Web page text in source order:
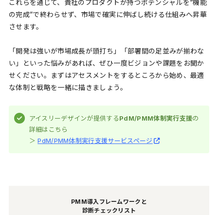
これらを通じて、貴社のプロダクトが持つポテンシャルを“機能
の完成”で終わらせず、市場で確実に伸ばし続ける仕組みへ昇華
させます。
「開発は強いが市場成長が頭打ち」「部署間の足並みが揃わな
い」といった悩みがあれば、ぜひ一度ビジョンや課題をお聞か
せください。まずはアセスメントをするところから始め、最適
な体制と戦略を一緒に描きましょう。
アイスリーデザインが提供するPdM/PMM体制実行支援の
詳細はこちら
＞PdM/PMM体制実行支援サービスページ
PMM導入フレームワークと
診断チェックリスト